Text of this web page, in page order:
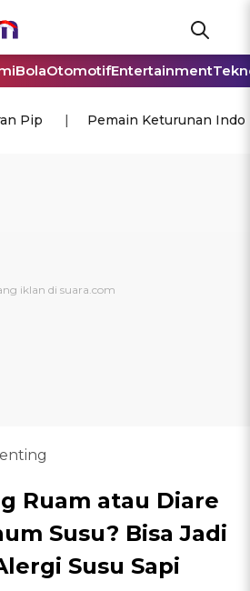
BolaOtomotifEntertainment
Pip Pemain Keturunan
Ruam atau Diare
Susu? Bisa Jadi
Susu Sapi